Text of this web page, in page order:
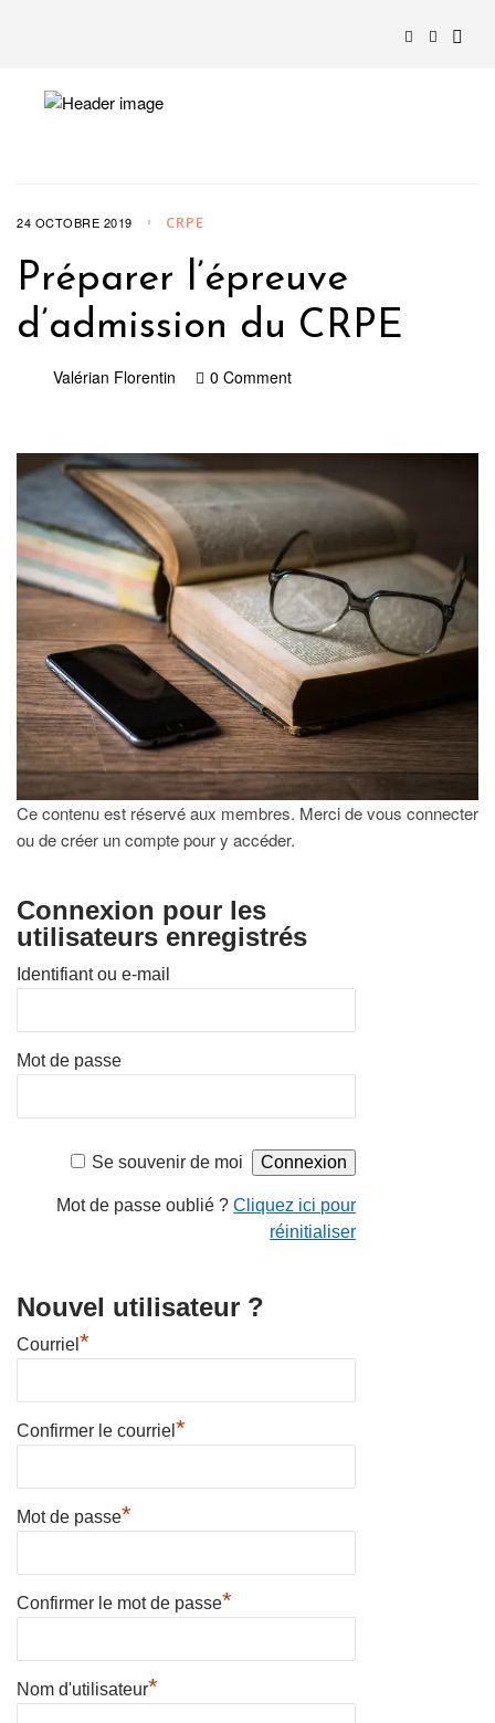
24 OCTOBRE 2019 CRPE
Préparer l’épreuve
d’admission du CRPE
Valérian Florentin 0 Comment
Ce contenu est réservé aux membres. Merci de vous connecter
ou de créer un compte pour y accéder.
Connexion pour les
utilisateurs enregistrés
Identifiant ou e-mail
Mot de passe
Se souvenir de moi
Mot de passe oublié ?Cliquez ici pour
réinitialiser
Nouvel utilisateur ?
Courriel *
Confirmer le courriel *
Mot de passe*
Confirmer le mot de passe*
Nom d'utilisateur*